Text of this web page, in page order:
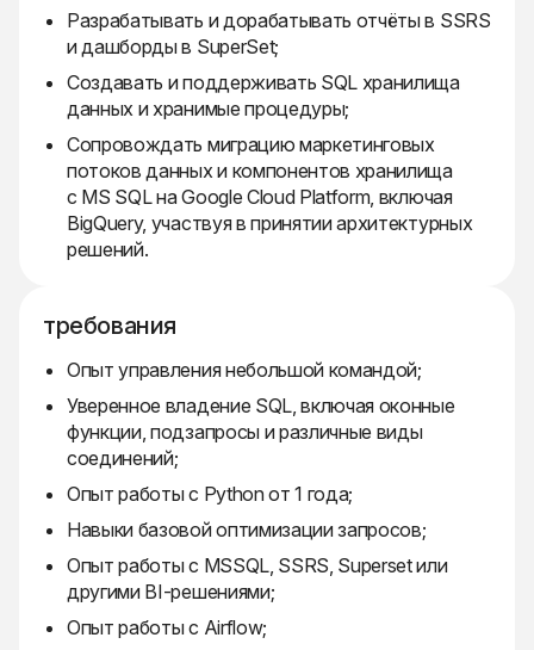
Разрабатывать и дорабатывать отчёты в SSRS
и дашборды в SuperSet;
Создавать и поддерживать SQL хранилища
данных и хранимые процедуры;
Сопровождать миграцию маркетинговых
потоков данных и компонентов хранилища
с MS SQL на Google Cloud Platform, включая
BigQuery, участвуя в принятии архитектурных
решений.
требования
Опыт управления небольшой командой;
Уверенное владение SQL, включая оконные
функции, подзапросы и различные виды
соединений;
Опыт работы с Python от 1 года;
Навыки базовой оптимизации запросов;
Опыт работы с MSSQL, SSRS, Superset или
другими BI-решениями;
Опыт работы с Airflow;